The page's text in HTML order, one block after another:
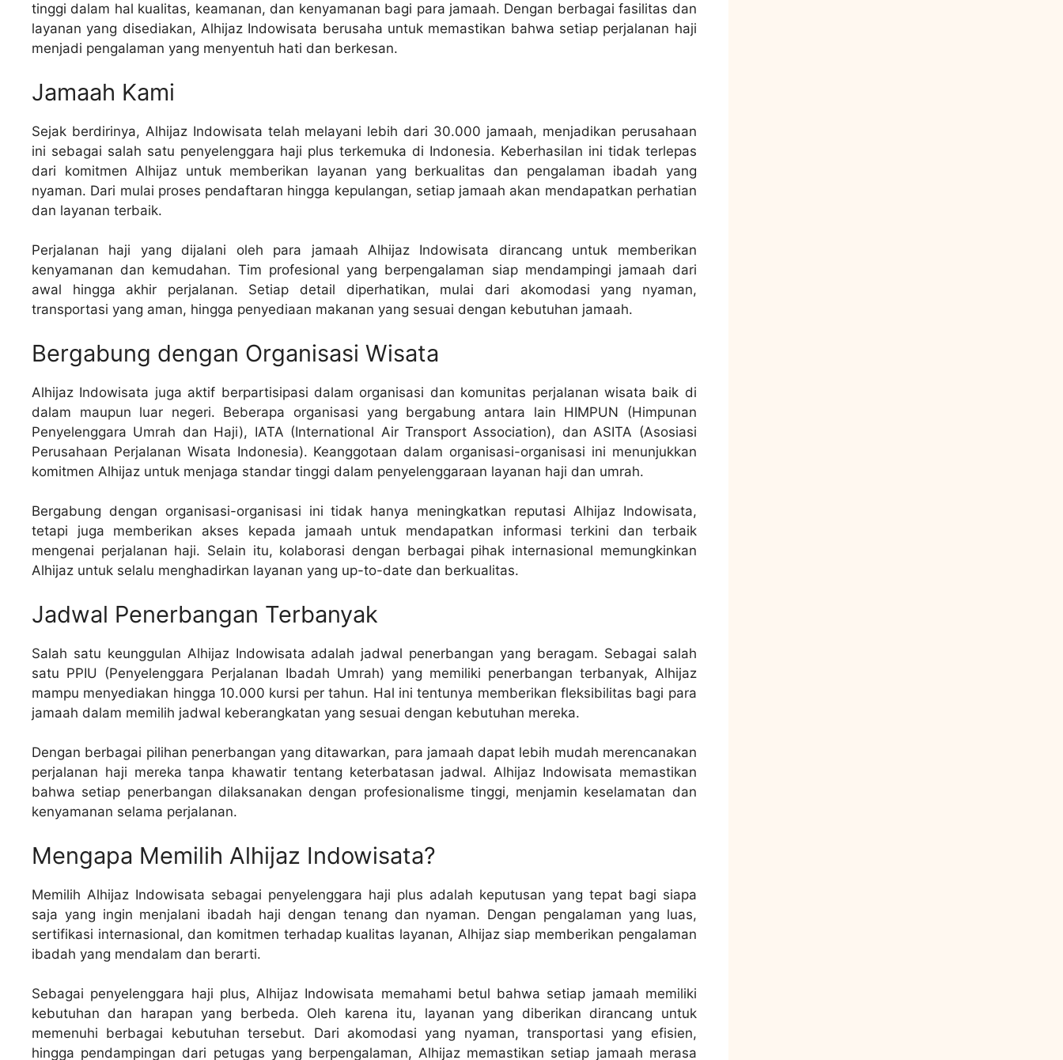
tinggi dalam hal kualitas, keamanan, dan kenyamanan bagi para jamaah. Dengan berbagai fasilitas dan
layanan yang disediakan, Alhijaz Indowisata berusaha untuk memastikan bahwa setiap perjalanan haji
menjadi pengalaman yang menyentuh hati dan berkesan.
Jamaah Kami
Sejak berdirinya, Alhijaz Indowisata telah melayani lebih dari 30.000 jamaah, menjadikan perusahaan
ini sebagai salah satu penyelenggara haji plus terkemuka di Indonesia. Keberhasilan ini tidak terlepas
dari komitmen Alhijaz untuk memberikan layanan yang berkualitas dan pengalaman ibadah yang
nyaman. Dari mulai proses pendaftaran hingga kepulangan, setiap jamaah akan mendapatkan perhatian
dan layanan terbaik.
Perjalanan haji yang dijalani oleh para jamaah Alhijaz Indowisata dirancang untuk memberikan
kenyamanan dan kemudahan. Tim profesional yang berpengalaman siap mendampingi jamaah dari
awal hingga akhir perjalanan. Setiap detail diperhatikan, mulai dari akomodasi yang nyaman,
transportasi yang aman, hingga penyediaan makanan yang sesuai dengan kebutuhan jamaah.
Bergabung dengan Organisasi Wisata
Alhijaz Indowisata juga aktif berpartisipasi dalam organisasi dan komunitas perjalanan wisata baik di
dalam maupun luar negeri. Beberapa organisasi yang bergabung antara lain HIMPUN (Himpunan
Penyelenggara Umrah dan Haji), IATA (International Air Transport Association), dan ASITA (Asosiasi
Perusahaan Perjalanan Wisata Indonesia). Keanggotaan dalam organisasi-organisasi ini menunjukkan
komitmen Alhijaz untuk menjaga standar tinggi dalam penyelenggaraan layanan haji dan umrah.
Bergabung dengan organisasi-organisasi ini tidak hanya meningkatkan reputasi Alhijaz Indowisata,
tetapi juga memberikan akses kepada jamaah untuk mendapatkan informasi terkini dan terbaik
mengenai perjalanan haji. Selain itu, kolaborasi dengan berbagai pihak internasional memungkinkan
Alhijaz untuk selalu menghadirkan layanan yang up-to-date dan berkualitas.
Jadwal Penerbangan Terbanyak
Salah satu keunggulan Alhijaz Indowisata adalah jadwal penerbangan yang beragam. Sebagai salah
satu PPIU (Penyelenggara Perjalanan Ibadah Umrah) yang memiliki penerbangan terbanyak, Alhijaz
mampu menyediakan hingga 10.000 kursi per tahun. Hal ini tentunya memberikan fleksibilitas bagi para
jamaah dalam memilih jadwal keberangkatan yang sesuai dengan kebutuhan mereka.
Dengan berbagai pilihan penerbangan yang ditawarkan, para jamaah dapat lebih mudah merencanakan
perjalanan haji mereka tanpa khawatir tentang keterbatasan jadwal. Alhijaz Indowisata memastikan
bahwa setiap penerbangan dilaksanakan dengan profesionalisme tinggi, menjamin keselamatan dan
kenyamanan selama perjalanan.
Mengapa Memilih Alhijaz Indowisata?
Memilih Alhijaz Indowisata sebagai penyelenggara haji plus adalah keputusan yang tepat bagi siapa
saja yang ingin menjalani ibadah haji dengan tenang dan nyaman. Dengan pengalaman yang luas,
sertifikasi internasional, dan komitmen terhadap kualitas layanan, Alhijaz siap memberikan pengalaman
ibadah yang mendalam dan berarti.
Sebagai penyelenggara haji plus, Alhijaz Indowisata memahami betul bahwa setiap jamaah memiliki
kebutuhan dan harapan yang berbeda. Oleh karena itu, layanan yang diberikan dirancang untuk
memenuhi berbagai kebutuhan tersebut. Dari akomodasi yang nyaman, transportasi yang efisien,
hingga pendampingan dari petugas yang berpengalaman, Alhijaz memastikan setiap jamaah merasa